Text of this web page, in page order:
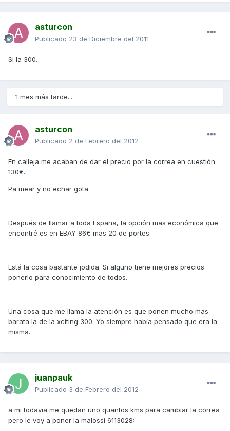
asturcon
Publicado 23 de Diciembre del 2011
Si la 300.
1 mes más tarde...
asturcon
Publicado 2 de Febrero del 2012
En calleja me acaban de dar el precio por la correa en cuestión.
130€.
Pa mear y no echar gota.
Después de llamar a toda España, la opción mas económica que
encontré es en EBAY 86€ mas 20 de portes.
Está la cosa bastante jodida. Si alguno tiene mejores precios
ponerlo para conocimiento de todos.
Una cosa que me llama la atención es que ponen mucho mas
barata la de la xciting 300. Yo siempre había pensado que era la
misma.
juanpauk
Publicado 3 de Febrero del 2012
a mi todavia me quedan uno quantos kms para cambiar la correa
pero le voy a poner la malossi 6113028: